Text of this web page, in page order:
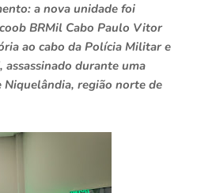
a nova unidade foi
BRMil Cabo Paulo Vitor
ao cabo da Polícia Militar e
durante uma
Niquelândia, região norte de